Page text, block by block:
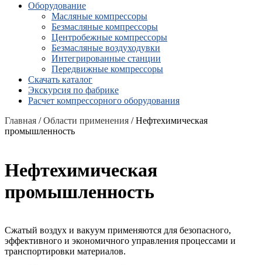
Оборудование
Масляные компрессоры
Безмасляные компрессоры
Центробежные компрессоры
Безмасляные воздуходувки
Интегрированные станции
Передвижные компрессоры
Скачать каталог
Экскурсия по фабрике
Расчет компрессорного оборудования
Главная /Области применения / Нефтехимическая
промышленность
Нефтехимическая
промышленность
Сжатый воздух и вакуум применяются для безопасного,
эффективного и экономичного управления процессами и
транспортировки материалов.